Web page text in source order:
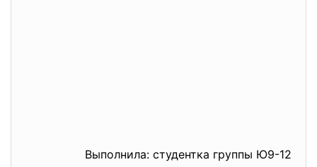
Выполнила: студентка группы Ю9-12